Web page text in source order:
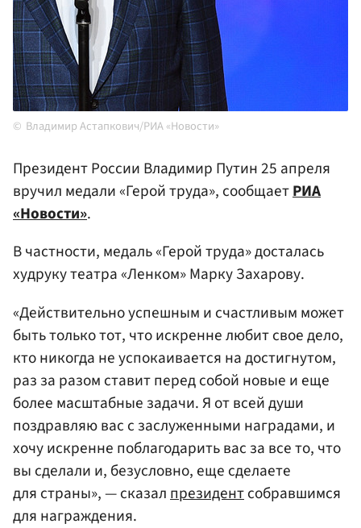
Владимир Астапкович/РИА «Новости»
Президент России Владимир Путин 25 апреля
вручил медали «Герой труда», сообщаетРИА
«Новости».
В частности, медаль «Герой труда» досталась
худруку театра «Ленком» Марку Захарову.
«Действительно успешным и счастливым может
быть только тот, что искренне любит свое дело,
кто никогда не успокаивается на достигнутом,
раз за разом ставит перед собой новые и еще
более масштабные задачи. Я от всей души
поздравляю вас с заслуженными наградами, и
хочу искренне поблагодарить вас за все то, что
вы сделали и, безусловно, еще сделаете
для страны», — сказал президентсобравшимся
для награждения.